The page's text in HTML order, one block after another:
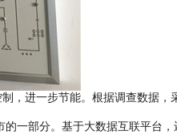
进一步节能。根据调查数据，
部分。基于大数据互联平台，